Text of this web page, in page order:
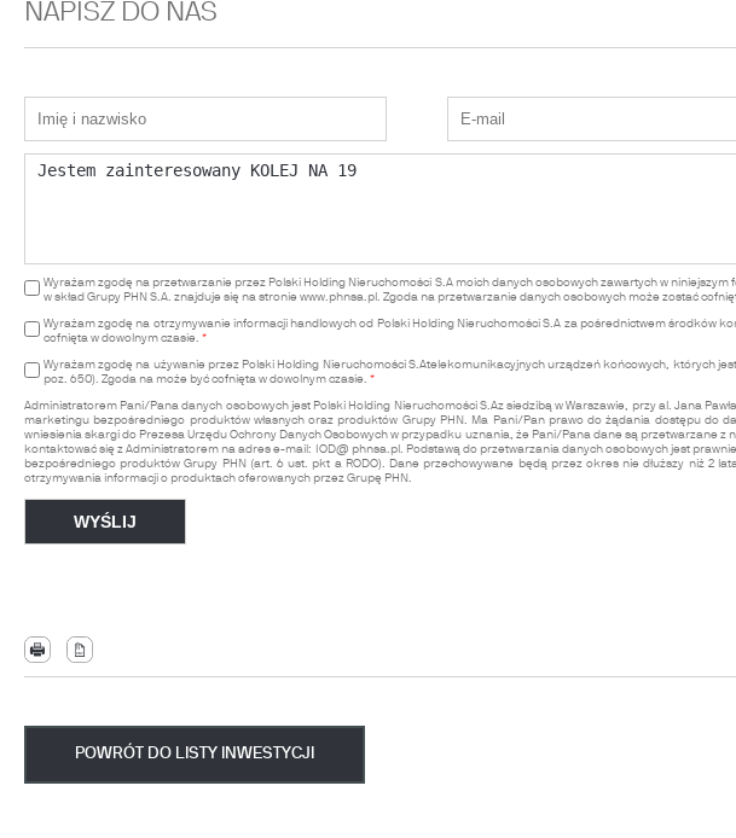
NAPISZ DO NAS
Wyrażam zgodę na przetwarzanie przez Polski Holding Nieruchomości S.A moich danych osobowych zawartych w
w skład Grupy PHN S.A. znajduje się na stronie www.phnsa.pl . Zgoda na przetwarzanie danych osobowych może zostać
Wyrażam zgodę na otrzymywanie informacji handlowych od Polski Holding Nieruchomości S.A za pośrednictwem środków
cofnięta w dowolnym czasie. *
Wyrażam zgodę na używanie przez Polski Holding Nieruchomości S.Atelekomunikacyjnych urządzeń końcowych, których
poz. 650). Zgoda na może być cofnięta w dowolnym czasie. *
Administratorem Pani/Pana danych osobowych jest Polski Holding Nieruchomości S.Az siedzibą w Warszawie, przy al. Jana Pawła
marketingu bezpośredniego produktów własnych oraz produktów Grupy PHN. Ma Pani/Pan prawo do żądania dostępu
wniesienia skargi do Prezesa Urzędu Ochrony Danych Osobowych w przypadku uznania, że Pani/Pana dane są przetwarzane
kontaktować się z Administratorem na adres e-mail:
IOD@ phnsa.pl . Podstawą do przetwarzania danych osobowych jest
bezpośredniego produktów Grupy PHN (art. 6 ust. pkt a RODO). Dane przechowywane będą przez okres nie dłuższy niż
otrzymywania informacji o produktach oferowanych przez Grupę PHN.
POWRÓT DO LISTY INWESTYCJI